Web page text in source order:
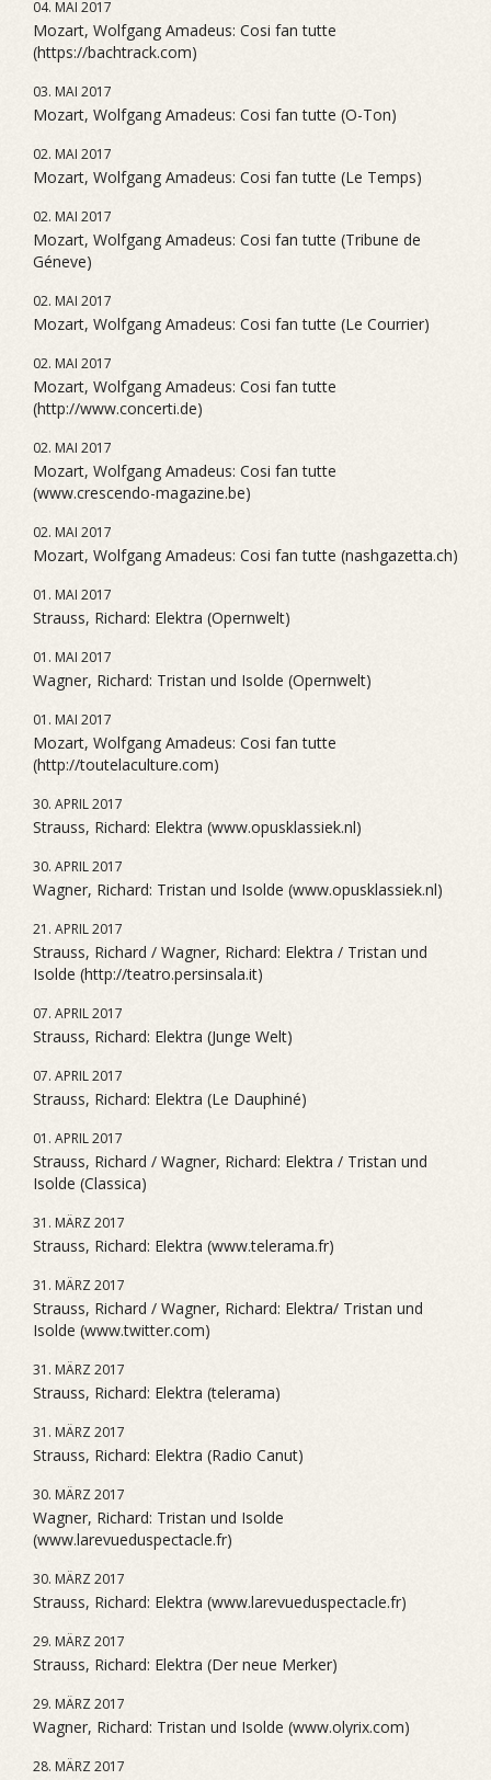
04. MAI 2017
Mozart, Wolfgang Amadeus: Cosi fan tutte
(https://bachtrack.com)
03. MAI 2017
Mozart, Wolfgang Amadeus: Cosi fan tutte (O-Ton)
02. MAI 2017
Mozart, Wolfgang Amadeus: Cosi fan tutte (Le Temps)
02. MAI 2017
Mozart, Wolfgang Amadeus: Cosi fan tutte (Tribune de
Géneve)
02. MAI 2017
Mozart, Wolfgang Amadeus: Cosi fan tutte (Le Courrier)
02. MAI 2017
Mozart, Wolfgang Amadeus: Cosi fan tutte
(http://www.concerti.de)
02. MAI 2017
Mozart, Wolfgang Amadeus: Cosi fan tutte
(www.crescendo-magazine.be)
02. MAI 2017
Mozart, Wolfgang Amadeus: Cosi fan tutte (nashgazetta.ch)
01. MAI 2017
Strauss, Richard: Elektra (Opernwelt)
01. MAI 2017
Wagner, Richard: Tristan und Isolde (Opernwelt)
01. MAI 2017
Mozart, Wolfgang Amadeus: Cosi fan tutte
(http://toutelaculture.com)
30. APRIL 2017
Strauss, Richard: Elektra (www.opusklassiek.nl)
30. APRIL 2017
Wagner, Richard: Tristan und Isolde (www.opusklassiek.nl)
21. APRIL 2017
Strauss, Richard / Wagner, Richard: Elektra / Tristan und
Isolde (http://teatro.persinsala.it)
07. APRIL 2017
Strauss, Richard: Elektra (Junge Welt)
07. APRIL 2017
Strauss, Richard: Elektra (Le Dauphiné)
01. APRIL 2017
Strauss, Richard / Wagner, Richard: Elektra / Tristan und
Isolde (Classica)
31. MÄRZ 2017
Strauss, Richard: Elektra (www.telerama.fr)
31. MÄRZ 2017
Strauss, Richard / Wagner, Richard: Elektra/ Tristan und
Isolde (www.twitter.com)
31. MÄRZ 2017
Strauss, Richard: Elektra (telerama)
31. MÄRZ 2017
Strauss, Richard: Elektra (Radio Canut)
30. MÄRZ 2017
Wagner, Richard: Tristan und Isolde
(www.larevueduspectacle.fr)
30. MÄRZ 2017
Strauss, Richard: Elektra (www.larevueduspectacle.fr)
29. MÄRZ 2017
Strauss, Richard: Elektra (Der neue Merker)
29. MÄRZ 2017
Wagner, Richard: Tristan und Isolde (www.olyrix.com)
28. MÄRZ 2017